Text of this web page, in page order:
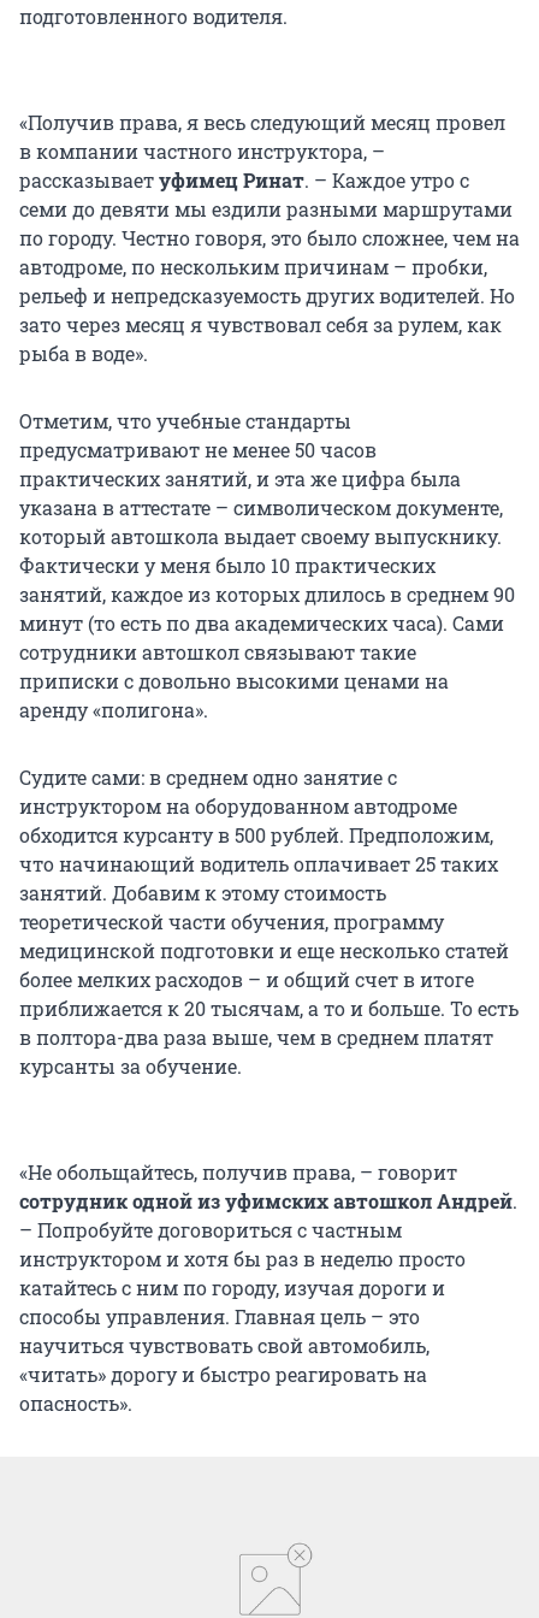
подготовленного водителя.
«Получив права, я весь следующий месяц провел
в компании частного инструктора, –
рассказываетуфимец Ринат. – Каждое утро с
семи до девяти мы ездили разными маршрутами
по городу. Честно говоря, это было сложнее, чем на
автодроме, по нескольким причинам – пробки,
рельеф и непредсказуемость других водителей. Но
зато через месяц я чувствовал себя за рулем, как
рыба в воде».
Отметим, что учебные стандарты
предусматривают не менее 50 часов
практических занятий, и эта же цифра была
указана в аттестате – символическом документе,
который автошкола выдает своему выпускнику.
Фактически у меня было 10 практических
занятий, каждое из которых длилось в среднем 90
минут (то есть по два академических часа). Сами
сотрудники автошкол связывают такие
приписки с довольно высокими ценами на
аренду «полигона».
Судите сами: в среднем одно занятие с
инструктором на оборудованном автодроме
обходится курсанту в 500 рублей. Предположим,
что начинающий водитель оплачивает 25 таких
занятий. Добавим к этому стоимость
теоретической части обучения, программу
медицинской подготовки и еще несколько статей
более мелких расходов – и общий счет в итоге
приближается к 20 тысячам, а то и больше. То есть
в полтора-два раза выше, чем в среднем платят
курсанты за обучение.
«Не обольщайтесь, получив права, – говорит
сотрудник одной из уфимских автошкол Андрей.
– Попробуйте договориться с частным
инструктором и хотя бы раз в неделю просто
катайтесь с ним по городу, изучая дороги и
способы управления. Главная цель – это
научиться чувствовать свой автомобиль,
«читать» дорогу и быстро реагировать на
опасность».